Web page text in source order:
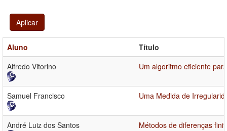
Aplicar
Aluno
Título
Alfredo Vitorino
Um algoritmo eficiente
Samuel Francisco Uma Medida de
André Luiz dos Santos Métodos de diferenças